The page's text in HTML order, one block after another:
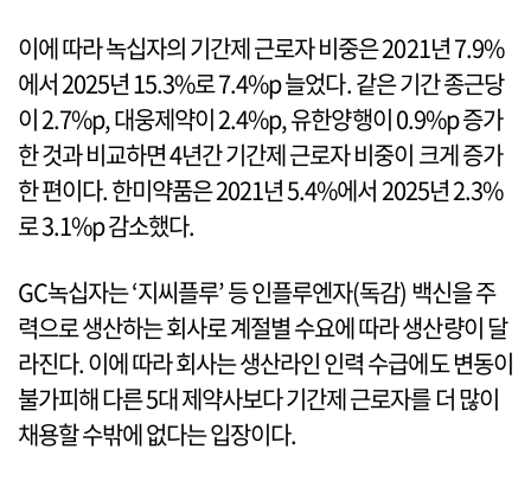
이에 따라 녹십자의 기간제 근로자 비중은 2021년 7.9%
에서 2025년 15.3%로 7.4%p 늘었다. 같은 기간 종근당
이 2.7%p, 대웅제약이 2.4%p, 유한양행이 0.9%p 증가
한 것과 비교하면 4년간 기간제 근로자 비중이 크게 증가
한 편이다. 한미약품은 2021년 5.4%에서 2025년 2.3%
로 3.1%p 감소했다.
GC녹십자는 ‘지씨플루’ 등 인플루엔자(독감) 백신을 주
력으로 생산하는 회사로 계절별 수요에 따라 생산량이 달
라진다. 이에 따라 회사는 생산라인 인력 수급에도 변동이
불가피해 다른 5대 제약사보다 기간제 근로자를 더 많이
채용할 수밖에 없다는 입장이다.